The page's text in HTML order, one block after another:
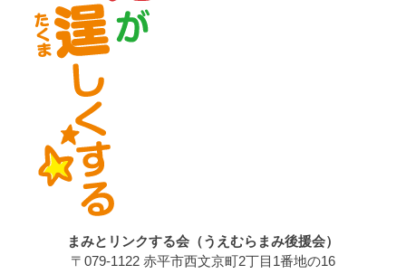
まみとリンクする会（うえむらまみ後援会）
〒079-1122 赤平市西文京町2丁目1番地の16